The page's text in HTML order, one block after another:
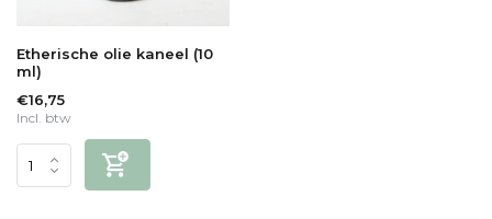
Etherische olie kaneel (10
ml)
€16,75
Incl. btw